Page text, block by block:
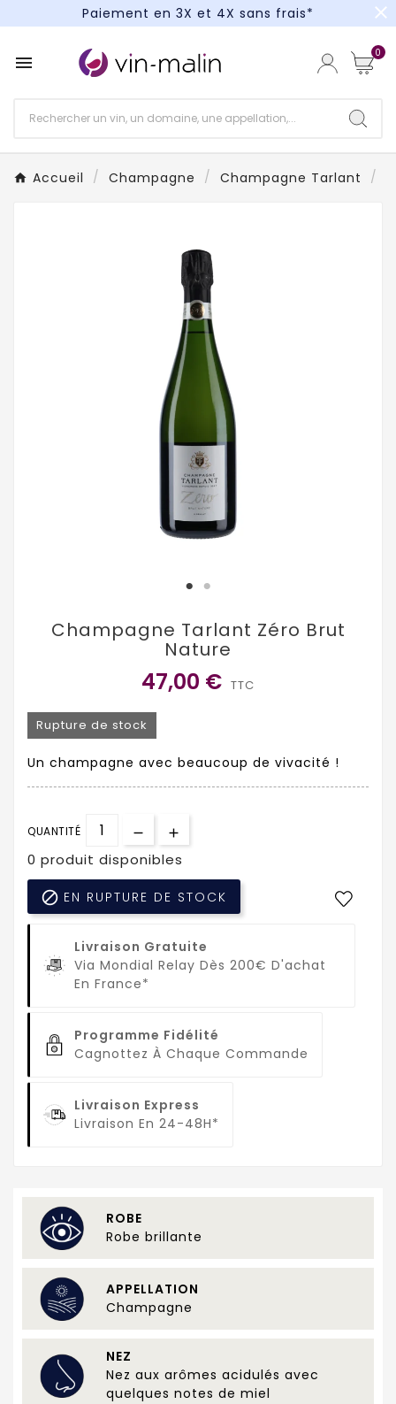
Paiement en 3X et 4X sans frais*
Paiement en 3X et 4X sans frais*
close
 0
Accueil Champagne Champagne Tarlant
Champagne Tarlant Zéro Brut
Nature
47,00 € TTC
Rupture de stock
Un champagne avec beaucoup de vivacité !
QUANTITÉ
0 produit disponibles
 EN RUPTURE DE STOCK
Livraison Gratuite
Via Mondial Relay Dès 200€ D'achat
En France*
Programme Fidélité
Cagnottez À Chaque Commande
Livraison Express
Livraison En 24-48H*
ROBE
Robe brillante
APPELLATION
Champagne
NEZ
Nez aux arômes acidulés avec
quelques notes de miel